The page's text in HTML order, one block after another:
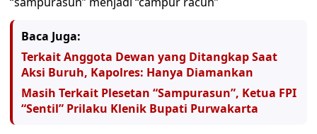
Baca Juga:
Terkait Anggota Dewan yang Ditangkap Saat
Aksi Buruh, Kapolres: Hanya Diamankan
Masih Terkait Plesetan “Sampurasun”, Ketua FPI
“Sentil” Prilaku Klenik Bupati Purwakarta